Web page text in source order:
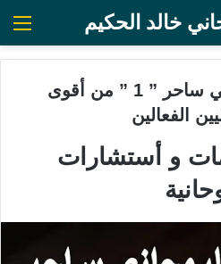
خالد الحكيم
هل الشيخ الروحاني ساحر ” 1 ” من أقوى
الفعالين
و أستشارات